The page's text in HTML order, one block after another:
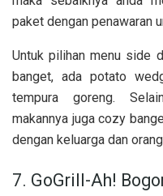
paket dengan penawaran
Untuk pilihan menu side
banget, ada potato
tempura goreng.
makannya juga cozy
dengan keluarga dan
7. GoGrill-Ah!